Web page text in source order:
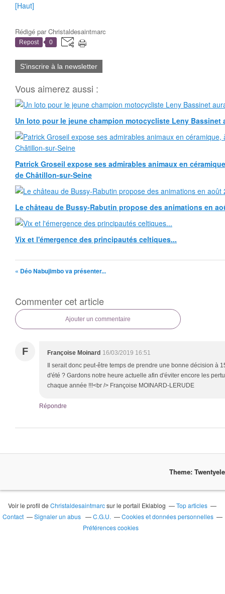
[Haut]
Rédigé parChristaldesaintmarc
Repost 0
S'inscrire à la newsletter
Vous aimerez aussi :
Un loto pour le jeune champion motocycliste Leny Bassinet
Patrick Groseil expose ses admirables animaux en
de Châtillon-sur-Seine
Le château de Bussy-Rabutin propose des animations en
Vix et l'émergence des principautés celtiques...
« Déo Nabujimbo va présenter...
Commenter cet article
Ajouter un commentaire
F Françoise Moinard 16/03/2019 16:51
Il serait donc peut-être temps de prendre une bonne décision à
d'été ? Gardons notre heure actuelle afin d'éviter encore les
chaque année !!!<br /> Françoise MOINARD-LERUDE
Répondre
Theme:
Voir le profil deChristaldesaintmarcsur le portail Eklablog
Top articles
Contact
Signaler un abus C.G.U.
Cookies et données personnelles
Préférences cookies